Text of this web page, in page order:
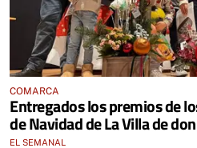
COMARCA
Entregados los premios de
de Navidad de La Villa de
EL SEMANAL